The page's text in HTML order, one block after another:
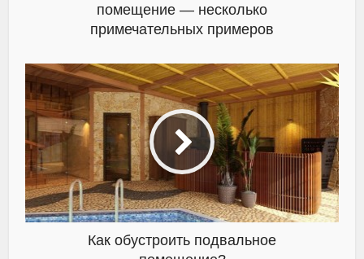
помещение — несколько
примечательных примеров
Как обустроить подвальное